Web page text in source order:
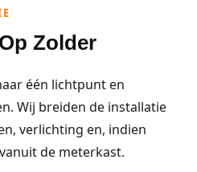
Zolder
één lichtpunt en
Wij breiden de installatie
verlichting en, indien
de meterkast.